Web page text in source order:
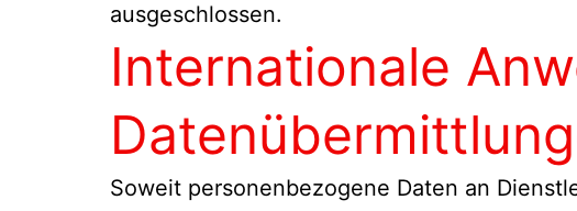
ausgeschlossen.
Internationale
Soweit personenbezogene Daten an